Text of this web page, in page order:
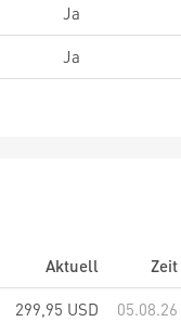
Ja
Ja
Aktuell
Zeit
299,95 USD
05.08.26